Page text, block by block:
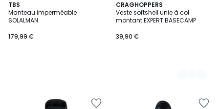
TBS
Manteau imperméable
SOLALMAN
179,99 €
CRAGHOPPERS
Veste softshell unie à col
montant EXPERT BASECAMP
39,90 €
5
Couleurs